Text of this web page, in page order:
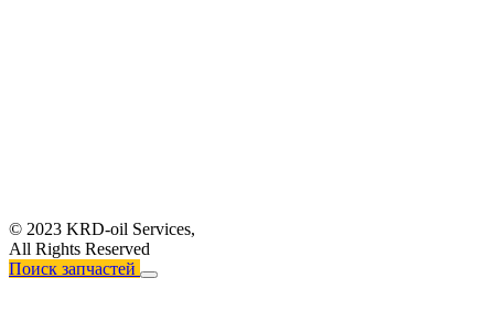
© 2023 KRD-oil Services,
All Rights Reserved
Поиск запчастей